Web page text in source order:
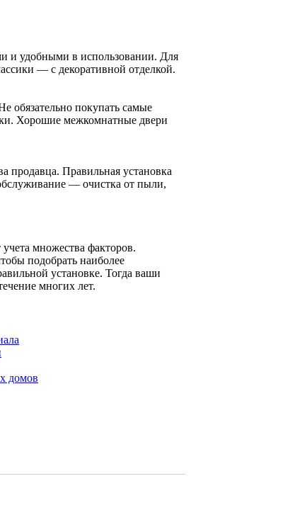
и удобными в использовании. Для
— с декоративной отделкой.
обязательно покупать самые
Хорошие межкомнатные двери
продавца. Правильная установка
— очистка от пыли,
множества факторов.
подобрать наиболее
установке. Тогда ваши
многих лет.
домов